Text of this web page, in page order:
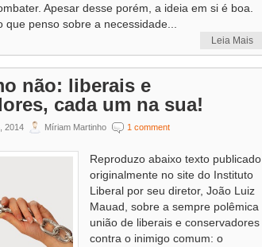
Apesar desse porém, a ideia em si é boa.
que penso sobre a necessidade...
Leia Mais
não: liberais e
cada um na sua!
2014 Míriam Martinho 1 comment
Reproduzo abaixo texto publicado
originalmente no site do Instituto
Liberal por seu diretor, João Luiz
Mauad, sobre a sempre polêmica
união de liberais e conservadores
contra o inimigo comum: o